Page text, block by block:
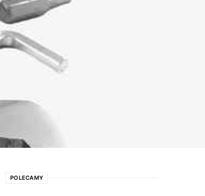
POLECAMY